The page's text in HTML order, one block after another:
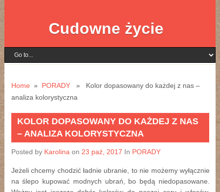
Cudowne życie
Home » PORADY» Kolor dopasowany do każdej z nas –
analiza kolorystyczna
KOLOR DOPASOWANY DO KAŻDEJ Z NAS
– ANALIZA KOLORYSTYCZNA
Posted by Karolina on 23 paź, 2017 In PORADY
Jeżeli chcemy chodzić ładnie ubranie, to nie możemy wyłącznie
na ślepo kupować modnych ubrań, bo będą niedopasowane.